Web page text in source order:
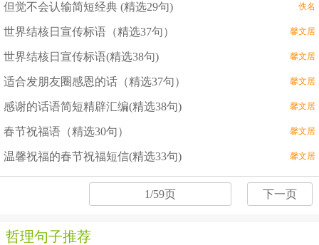
但觉不会认输简短经典 (精选29句) 佚名
世界结核日宣传标语（精选37句） 馨文居
世界结核日宣传标语(精选38句) 馨文居
适合发朋友圈感恩的话（精选37句） 馨文居
感谢的话语简短精辟汇编(精选38句) 馨文居
春节祝福语（精选30句） 馨文居
温馨祝福的春节祝福短信(精选33句) 馨文居
下一页
1/59页
哲理句子推荐